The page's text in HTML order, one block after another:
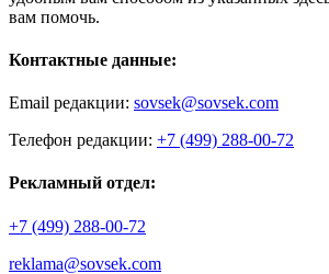
вам помочь.
Контактные данные:
Email редакции: sovsek@sovsek.com
Телефон редакции: +7 (499) 288-00-72
Рекламный отдел:
+7 (499) 288-00-72
reklama@sovsek.com